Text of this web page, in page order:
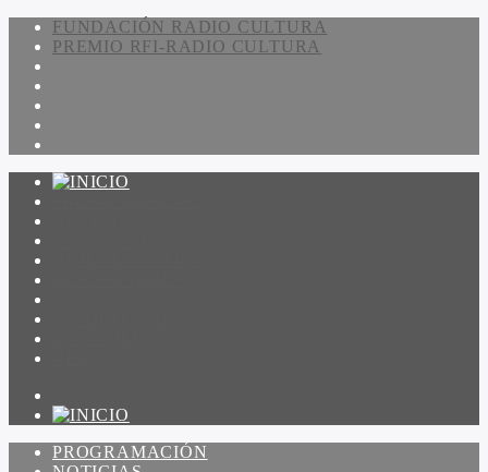
FUNDACIÓN RADIO CULTURA
PREMIO RFI-RADIO CULTURA
PROGRAMACIÓN